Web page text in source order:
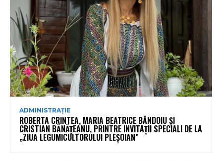
ADMINISTRAȚIE
ROBERTA CRINTEA, MARIA BEATRICE BĂNDOIU ȘI
CRISTIAN BĂNĂȚEANU, PRINTRE INVITAȚII SPECIALI DE LA
„ZIUA LEGUMICULTORULUI PLEȘOIAN”